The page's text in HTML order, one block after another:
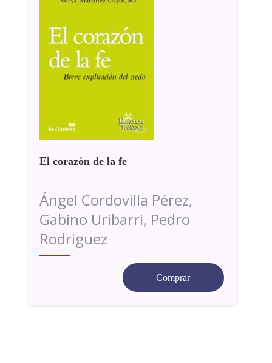
El corazón de la fe
Ángel Cordovilla Pérez,
Gabino Uribarri, Pedro
Rodriguez
Comprar